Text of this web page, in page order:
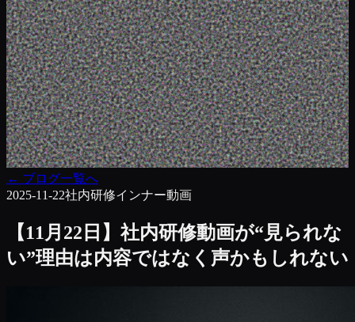
← ブログ一覧へ
2025-11-22社内研修インナー動画
【11月22日】社内研修動画が“見られな
い”理由は内容ではなく声かもしれない